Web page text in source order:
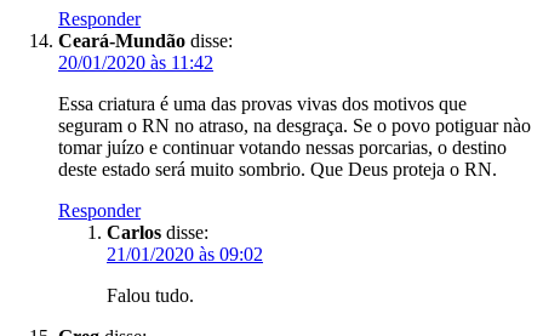
Responder
Ceará-Mundão disse:
20/01/2020 às 11:42
Essa criatura é uma das provas vivas dos motivos que
seguram o RN no atraso, na desgraça. Se o povo potiguar nào
tomar juízo e continuar votando nessas porcarias, o destino
deste estado será muito sombrio. Que Deus proteja o RN.
Responder
Carlos disse:
21/01/2020 às 09:02
Falou tudo.